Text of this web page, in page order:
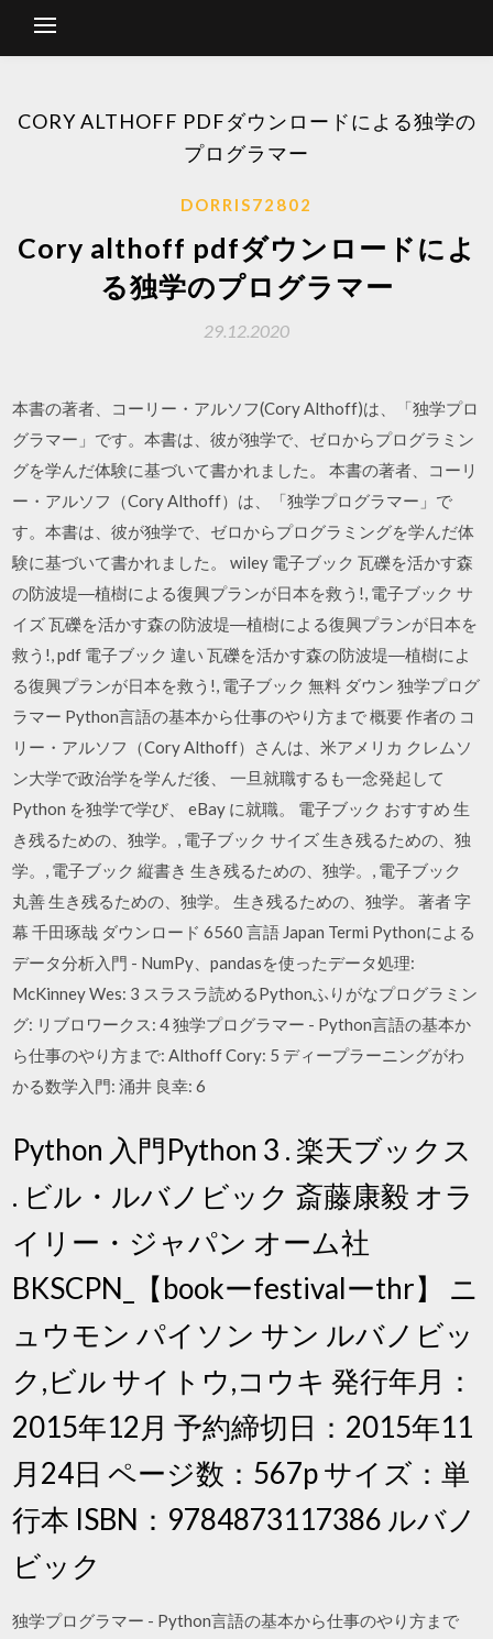
CORY ALTHOFF PDFダウンロードによる独学の
プログラマー
DORRIS72802
Cory althoff pdfダウンロードによ
る独学のプログラマー
29.12.2020
本書の著者、コーリー・アルソフ(Cory Althoff)は、「独学プロ
グラマー」です。本書は、彼が独学で、ゼロからプログラミン
グを学んだ体験に基づいて書かれました。 本書の著者、コーリ
ー・アルソフ（Cory Althoff）は、「独学プログラマー」で
す。本書は、彼が独学で、ゼロからプログラミングを学んだ体
験に基づいて書かれました。 wiley 電子ブック 瓦礫を活かす森
の防波堤―植樹による復興プランが日本を救う!, 電子ブック サ
イズ 瓦礫を活かす森の防波堤―植樹による復興プランが日本を
救う!, pdf 電子ブック 違い 瓦礫を活かす森の防波堤―植樹によ
る復興プランが日本を救う!, 電子ブック 無料 ダウン 独学プログ
ラマー Python言語の基本から仕事のやり方まで 概要 作者の コ
リー・アルソフ（Cory Althoff）さんは、米アメリカ クレムソ
ン大学で政治学を学んだ後、 一旦就職するも一念発起して
Python を独学で学び、 eBay に就職。 電子ブック おすすめ 生
き残るための、独学。, 電子ブック サイズ 生き残るための、独
学。, 電子ブック 縦書き 生き残るための、独学。, 電子ブック
丸善 生き残るための、独学。 生き残るための、独学。 著者 字
幕 千田琢哉 ダウンロード 6560 言語 Japan Termi Pythonによる
データ分析入門 - NumPy、pandasを使ったデータ処理:
McKinney Wes: 3 スラスラ読めるPythonふりがなプログラミン
グ: リブロワークス: 4 独学プログラマー - Python言語の基本か
ら仕事のやり方まで: Althoff Cory: 5 ディープラーニングがわ
かる数学入門: 涌井 良幸: 6
Python 入門Python 3 . 楽天ブックス
. ビル・ルバノビック 斎藤康毅 オラ
イリー・ジャパン オーム社
BKSCPN_【bookーfestivalーthr】 ニ
ュウモン パイソン サン ルバノビッ
ク,ビル サイトウ,コウキ 発行年月：
2015年12月 予約締切日：2015年11
月24日 ページ数：567p サイズ：単
行本 ISBN：9784873117386 ルバノ
ビック
独学プログラマー - Python言語の基本から仕事のやり方まで